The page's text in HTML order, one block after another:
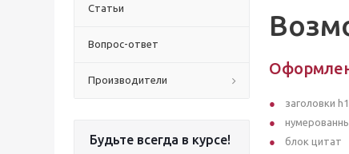
Статьи
Вопрос-ответ
Производители
Будьте всегда в курсе!
заголовки
блок цитат